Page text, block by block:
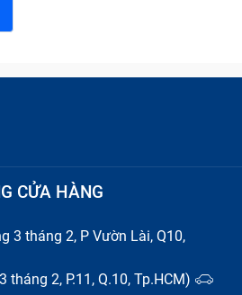
CỬA HÀNG
3 tháng 2, P Vườn Lài, Q10,
tháng 2, P.11, Q.10, Tp.HCM)